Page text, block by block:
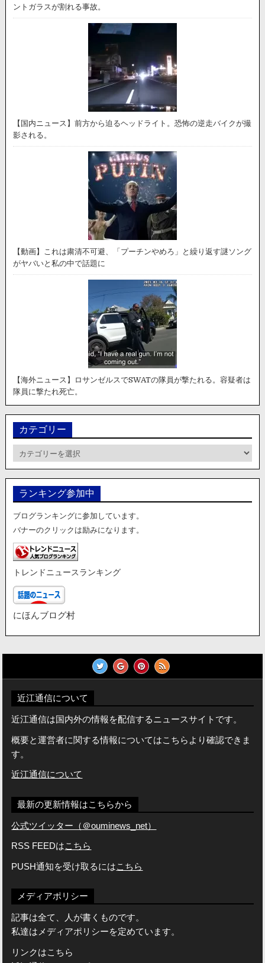
ントガラスが割れる事故。
【国内ニュース】前方から迫るヘッドライト。恐怖の逆走バイクが撮
影される。
【動画】これは粛清不可避、「プーチンやめろ」と繰り返す謎ソング
がヤバいと私の中で話題に
【海外ニュース】ロサンゼルスでSWATの隊員が撃たれる。容疑者は
隊員に撃たれ死亡。
カテゴリー
テ
リ
ランキング参加中
ブログランキングに参加しています。
バナーのクリックは励みになります。
トレンドニュースランキング
にほんブログ村
近江通信について
近江通信は国内外の情報を配信するニュースサイトです。
概要と運営者に関する情報についてはこちらより確認できま
す。
近江通信について
最新の更新情報はこちらから
公式ツイッター（＠ouminews_net）
RSS FEEDはこちら
PUSH通知を受け取るにはこちら
メディアポリシー
記事は全て、人が書くものです。
私達はメディアポリシーを定めています。
リンクはこちら